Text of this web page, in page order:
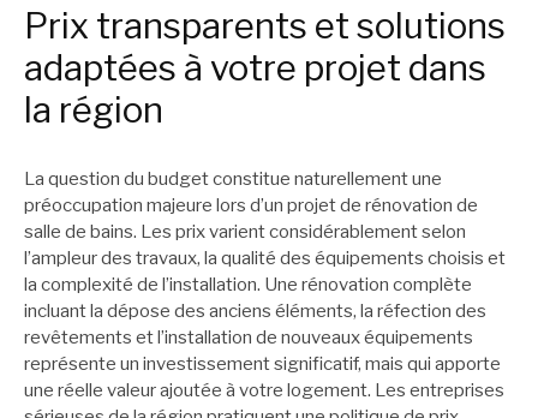
Prix transparents et solutions
adaptées à votre projet dans
la région
La question du budget constitue naturellement une
préoccupation majeure lors d’un projet de rénovation de
salle de bains. Les prix varient considérablement selon
l’ampleur des travaux, la qualité des équipements choisis et
la complexité de l’installation. Une rénovation complète
incluant la dépose des anciens éléments, la réfection des
revêtements et l’installation de nouveaux équipements
représente un investissement significatif, mais qui apporte
une réelle valeur ajoutée à votre logement. Les entreprises